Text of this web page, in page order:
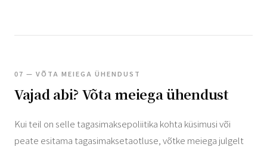
07 — VÕTA MEIEGA ÜHENDUST
Vajad abi? Võta meiega ühendust
Kui teil on selle tagasimaksepoliitika kohta küsimusi või
peate esitama tagasimaksetaotluse, võtke meiega julgelt